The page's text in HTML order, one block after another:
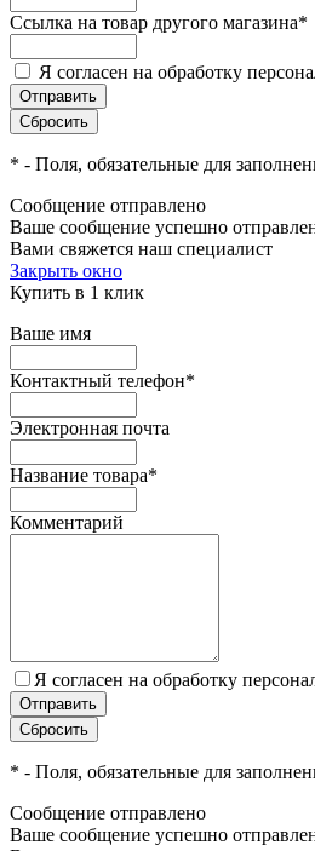
Ссылка на товар другого магазина*
Я согласен на обработку
* - Поля, обязательные для
Сообщение отправлено
Ваше сообщение успешно
Вами свяжется наш специалист
Закрыть окно
Купить в 1 клик
Ваше имя
Контактный телефон*
Электронная почта
Название товара*
Комментарий
Я согласен на обработку
* - Поля, обязательные для
Сообщение отправлено
Ваше сообщение успешно